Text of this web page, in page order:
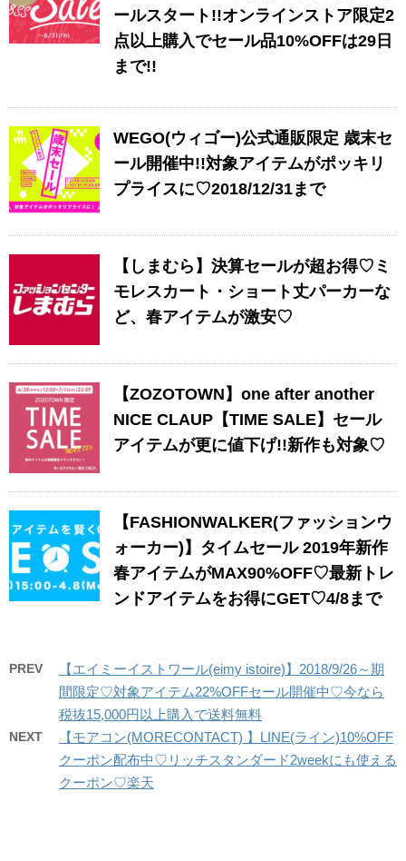
ールスタート!!オンラインストア限定2
点以上購入でセール品10%OFFは29日
まで!!
WEGO(ウィゴー)公式通販限定 歳末セ
ール開催中!!対象アイテムがポッキリ
プライスに♡2018/12/31まで
【しまむら】決算セールが超お得♡ミ
モレスカート・ショート丈パーカーな
ど、春アイテムが激安♡
【ZOZOTOWN】one after another
NICE CLAUP【TIME SALE】セール
アイテムが更に値下げ!!新作も対象♡
【FASHIONWALKER(ファッションウ
ォーカー)】タイムセール 2019年新作
春アイテムがMAX90%OFF♡最新トレ
ンドアイテムをお得にGET♡4/8まで
PREV
【エイミーイストワール(eimy istoire)】2018/9/26～期
間限定♡対象アイテム22%OFFセール開催中♡今なら
税抜15,000円以上購入で送料無料
NEXT
【モアコン(MORECONTACT) 】LINE(ライン)10%OFF
クーポン配布中♡リッチスタンダード2weekにも使える
クーポン♡楽天